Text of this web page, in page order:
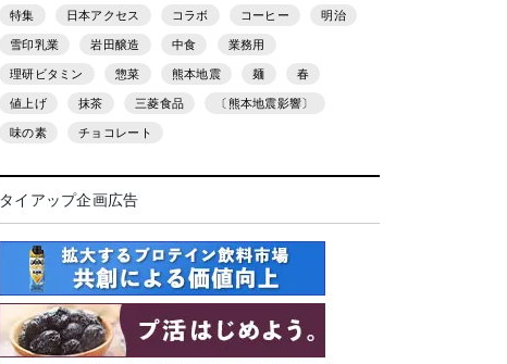
特集 日本アクセス コラボ コーヒー 明治
雪印乳業 岩田醸造 中食 業務用
理研ビタミン 惣菜 熊本地震 麺 春
値上げ 抹茶 三菱食品 〔熊本地震影響〕
味の素 チョコレート
タイアップ企画広告